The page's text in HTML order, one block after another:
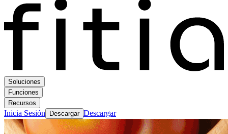
Soluciones
Funciones
Recursos
Inicia Sesión Descargar Descargar